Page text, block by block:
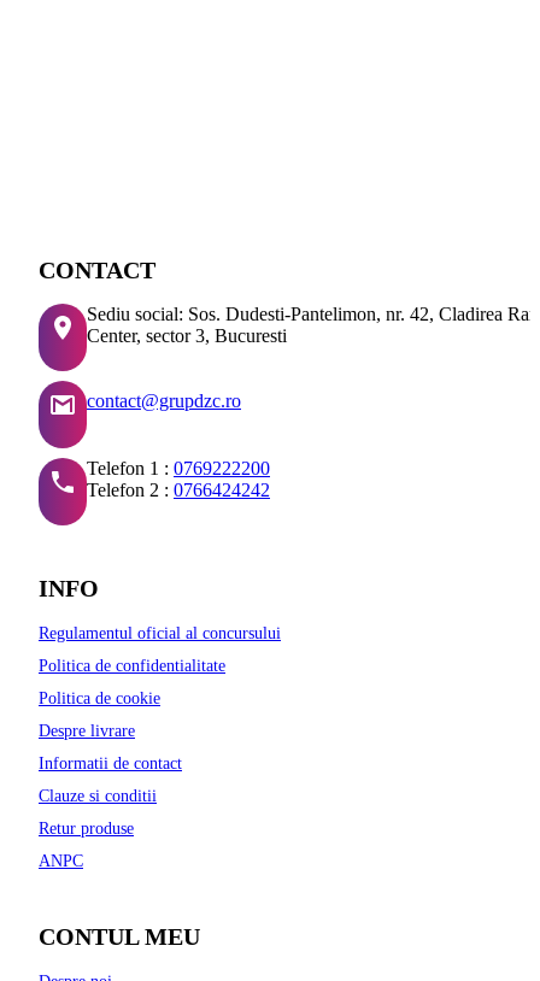
CONTACT
Sediu social: Sos. Dudesti-Pantelimon, nr. 42, Cladirea
Center, sector 3, Bucuresti
contact@grupdzc.ro
Telefon 1 : 0769222200
Telefon 2 : 0766424242
INFO
Regulamentul oficial al concursului
Politica de confidentialitate
Politica de cookie
Despre livrare
Informatii de contact
Clauze si conditii
Retur produse
ANPC
CONTUL MEU